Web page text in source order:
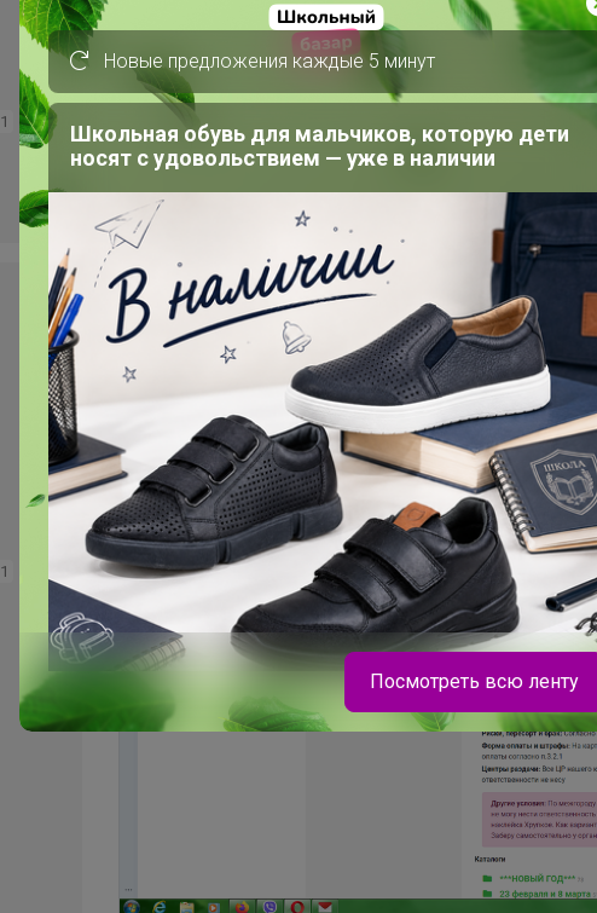
1
1
В теме "Сhoko-loko. Новогодние шоколадные
21 декабря, 2021 20:49
"ожидание ~16 дней", от какого момента?
Новые предложения каждые 5 минут
Школьная обувь для мальчиков, которую дети
носят с удовольствием — уже в наличии
TYAGI Полуботинки для девочек, легкие,
дышащие - идеальный вариант на сменку
Посмотреть всю ленту